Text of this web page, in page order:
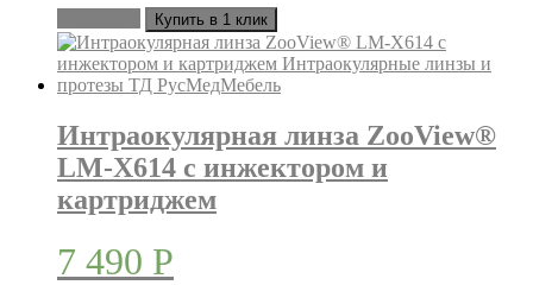
Купить в 1 клик
Интраокулярная линза ZooView®
LM-X614 с инжектором и
картриджем
7 490 Р